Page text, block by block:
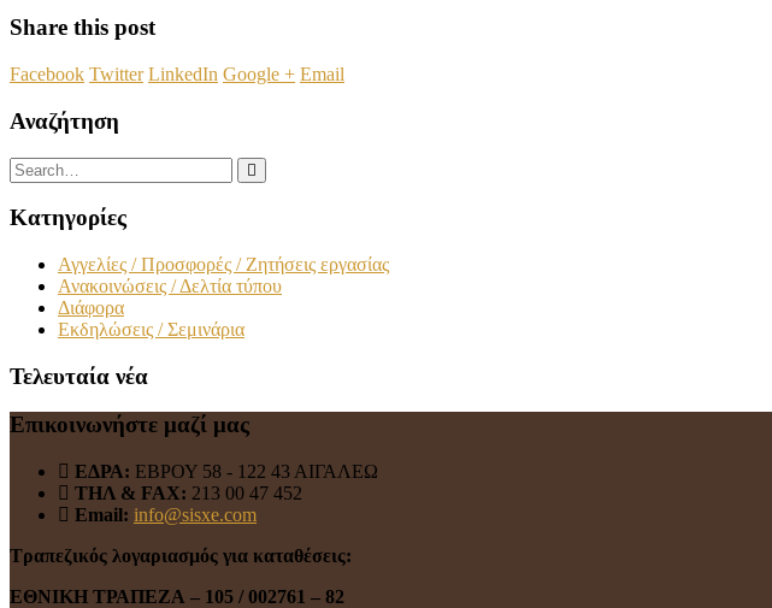
Share this post
Facebook Twitter LinkedIn Google + Email
Αναζήτηση
Κατηγορίες
Αγγελίες / Προσφορές / Ζητήσεις εργασίας
Ανακοινώσεις / Δελτία τύπου
Διάφορα
Εκδηλώσεις / Σεμινάρια
Τελευταία νέα
Επικοινωνήστε μαζί μας
ΕΔΡΑ: ΕΒΡΟΥ 58 - 122 43 ΑΙΓΑΛΕΩ
ΤΗΛ & FAX: 213 00 47 452
Email: info@sisxe.com
Τραπεζικός λογαριασμός για καταθέσεις:
ΕΘΝΙΚΗ ΤΡΑΠΕΖΑ – 105 / 002761 – 82